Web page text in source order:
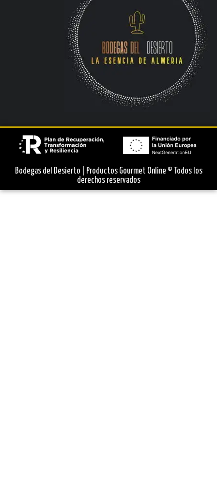
Bodegas del Desierto | Productos Gourmet Online © Todos los
derechos reservados